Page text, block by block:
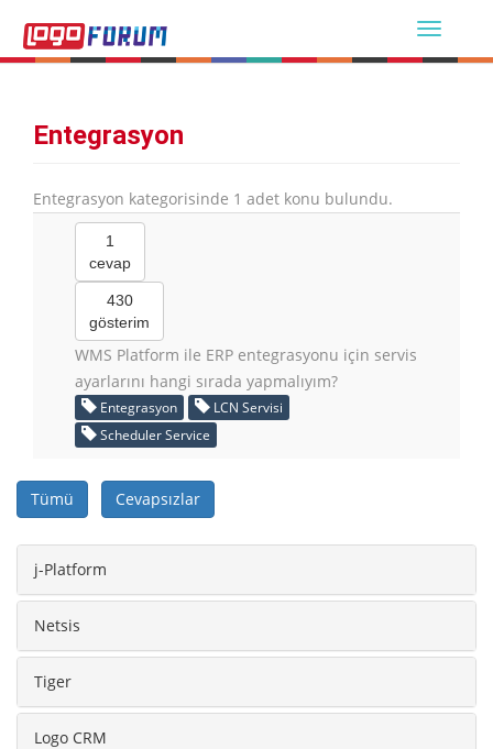
Entegrasyon
Entegrasyon kategorisinde 1 adet konu bulundu.
1
cevap
430
gösterim
WMS Platform ile ERP entegrasyonu için servis
ayarlarını hangi sırada yapmalıyım?
Entegrasyon
LCN Servisi
Scheduler Service
Tümü Cevapsızlar
j-Platform
Netsis
Tiger
Logo CRM